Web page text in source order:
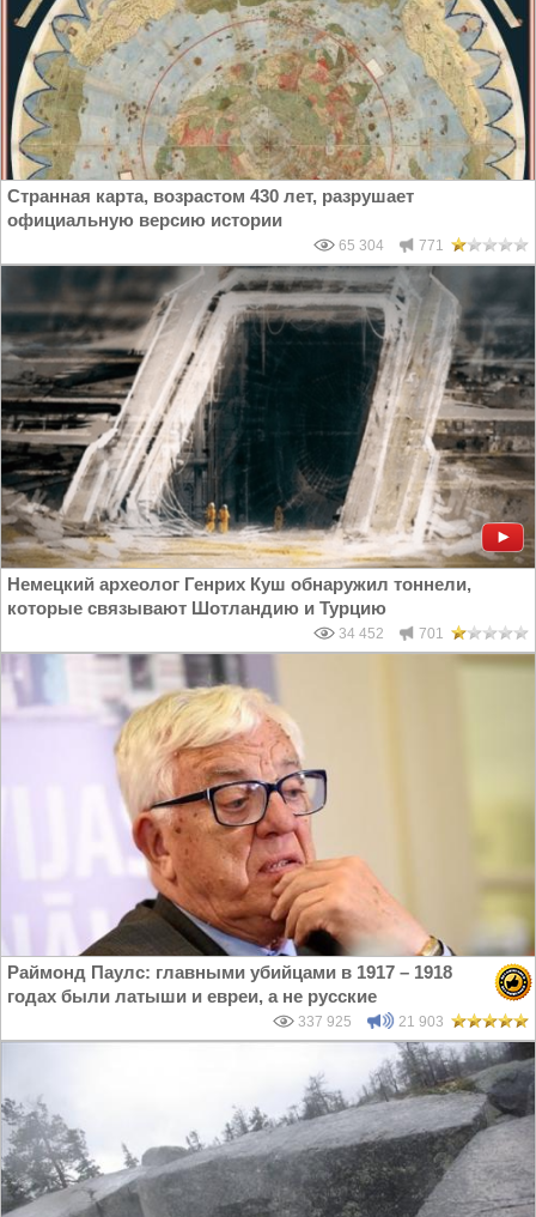
Странная карта, возрастом 430 лет, разрушает
официальную версию истории
65 304 771
Немецкий археолог Генрих Куш обнаружил тоннели,
которые связывают Шотландию и Турцию
34 452 701
Раймонд Паулс: главными убийцами в 1917 – 1918
годах были латыши и евреи, а не русские
337 925 21 903